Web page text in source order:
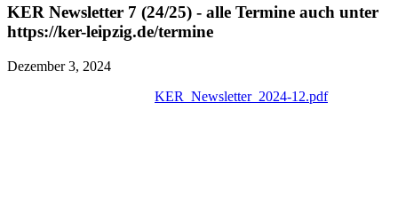
KER Newsletter 7 (24/25) - alle Termine auch unter
https://ker-leipzig.de/termine
Dezember 3, 2024
KER_Newsletter_2024-12.pdf